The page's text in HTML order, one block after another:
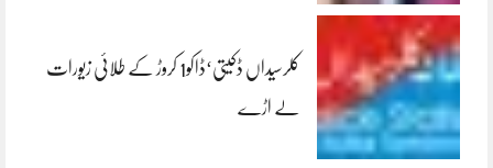
کلرسیداں ڈکیتی‘ڈاکو1 کروڑ کے طلائی زیورات
لے اڑے